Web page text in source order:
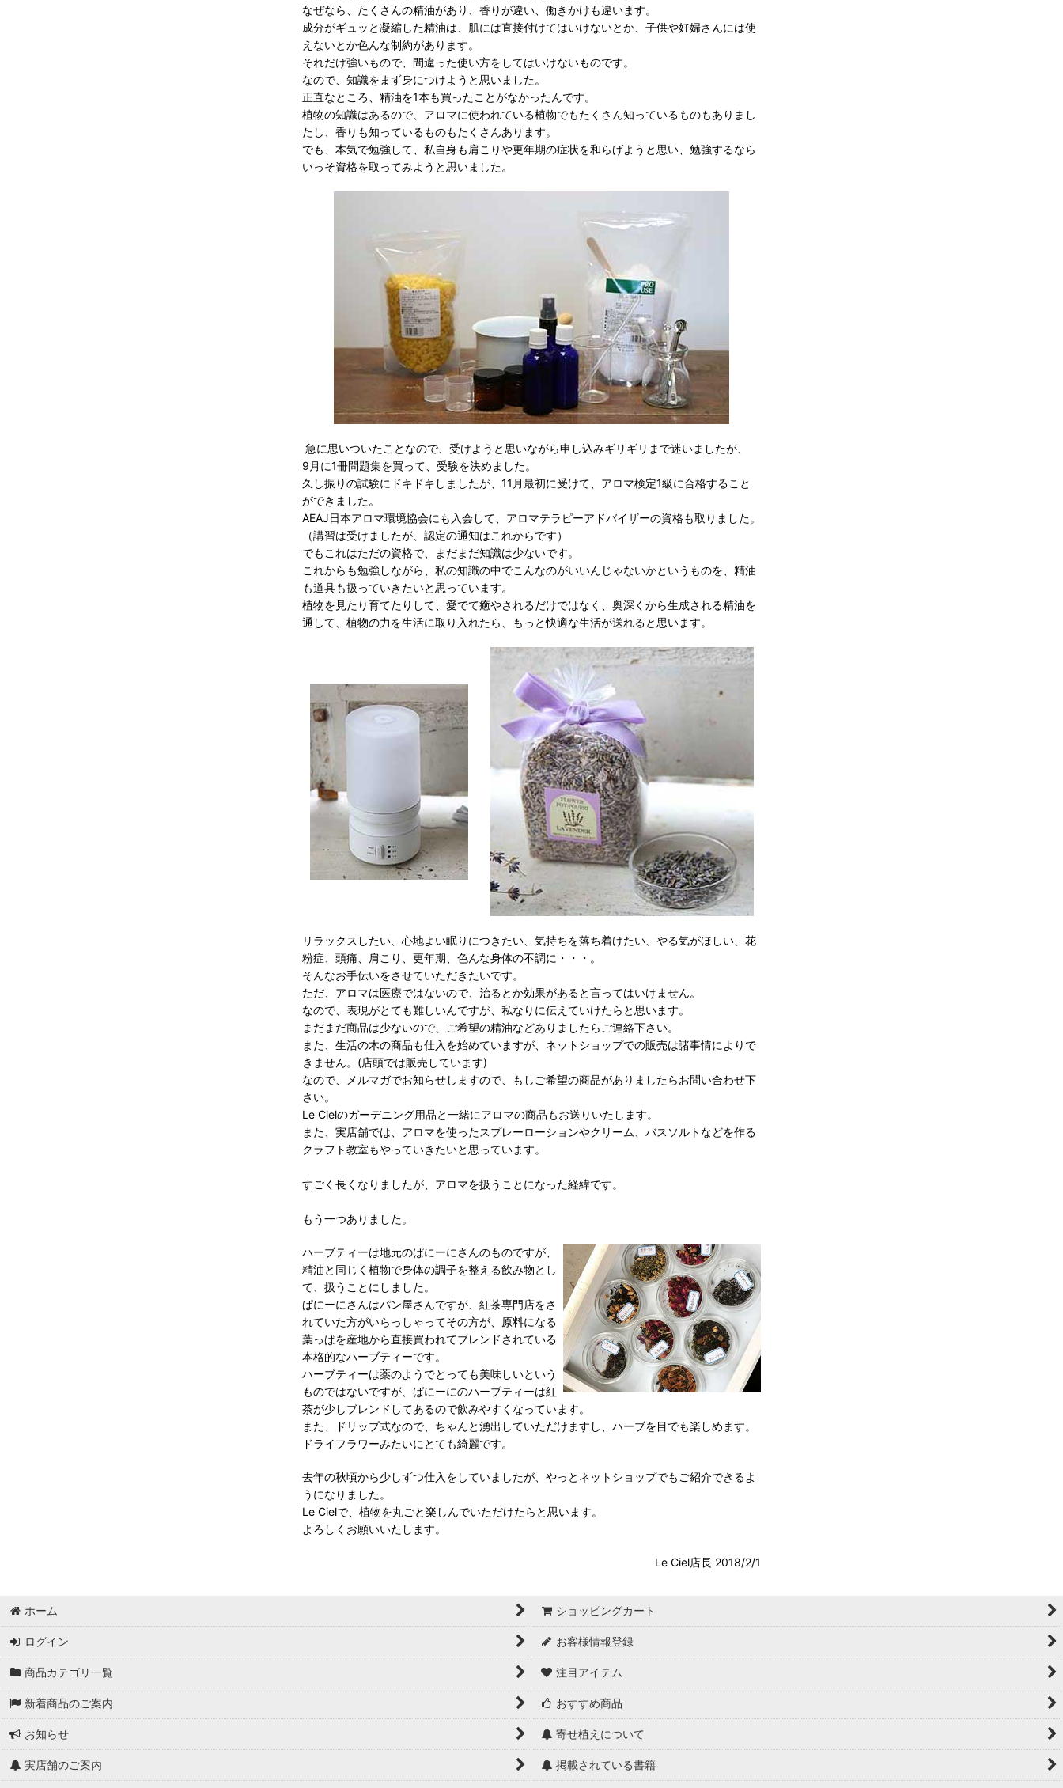
なぜなら、たくさんの精油があり、香りが違い、働きかけも違います。
成分がギュッと凝縮した精油は、肌には直接付けてはいけないとか、子供や妊婦さんには使
えないとか色んな制約があります。
それだけ強いもので、間違った使い方をしてはいけないものです。
なので、知識をまず身につけようと思いました。
正直なところ、精油を1本も買ったことがなかったんです。
植物の知識はあるので、アロマに使われている植物でもたくさん知っているものもありまし
たし、香りも知っているものもたくさんあります。
でも、本気で勉強して、私自身も肩こりや更年期の症状を和らげようと思い、勉強するなら
いっそ資格を取ってみようと思いました。
急に思いついたことなので、受けようと思いながら申し込みギリギリまで迷いましたが、
9月に1冊問題集を買って、受験を決めました。
久し振りの試験にドキドキしましたが、11月最初に受けて、アロマ検定1級に合格すること
ができました。
AEAJ日本アロマ環境協会にも入会して、アロマテラピーアドバイザーの資格も取りました。
（講習は受けましたが、認定の通知はこれからです）
でもこれはただの資格で、まだまだ知識は少ないです。
これからも勉強しながら、私の知識の中でこんなのがいいんじゃないかというものを、精油
も道具も扱っていきたいと思っています。
植物を見たり育てたりして、愛でて癒やされるだけではなく、奥深くから生成される精油を
通して、植物の力を生活に取り入れたら、もっと快適な生活が送れると思います。
リラックスしたい、心地よい眠りにつきたい、気持ちを落ち着けたい、やる気がほしい、花
粉症、頭痛、肩こり、更年期、色んな身体の不調に・・・。
そんなお手伝いをさせていただきたいです。
ただ、アロマは医療ではないので、治るとか効果があると言ってはいけません。
なので、表現がとても難しいんですが、私なりに伝えていけたらと思います。
まだまだ商品は少ないので、ご希望の精油などありましたらご連絡下さい。
また、生活の木の商品も仕入を始めていますが、ネットショップでの販売は諸事情によりで
きません。(店頭では販売しています)
なので、メルマガでお知らせしますので、もしご希望の商品がありましたらお問い合わせ下
さい。
Le Cielのガーデニング用品と一緒にアロマの商品もお送りいたします。
また、実店舗では、アロマを使ったスプレーローションやクリーム、バスソルトなどを作る
クラフト教室もやっていきたいと思っています。
すごく長くなりましたが、アロマを扱うことになった経緯です。
もう一つありました。
ハーブティーは地元のぱにーにさんのものですが、
精油と同じく植物で身体の調子を整える飲み物とし
て、扱うことにしました。
ぱにーにさんはパン屋さんですが、紅茶専門店をさ
れていた方がいらっしゃってその方が、原料になる
葉っぱを産地から直接買われてブレンドされている
本格的なハーブティーです。
ハーブティーは薬のようでとっても美味しいという
ものではないですが、ぱにーにのハーブティーは紅
茶が少しブレンドしてあるので飲みやすくなっています。
また、ドリップ式なので、ちゃんと湧出していただけますし、ハーブを目でも楽しめます。
ドライフラワーみたいにとても綺麗です。
去年の秋頃から少しずつ仕入をしていましたが、やっとネットショップでもご紹介できるよ
うになりました。
Le Cielで、植物を丸ごと楽しんでいただけたらと思います。
よろしくお願いいたします。
Le Ciel店長 2018/2/1
ホーム ショッピングカート
ログイン お客様情報登録
商品カテゴリ一覧 注目アイテム
新着商品のご案内 おすすめ商品
お知らせ 寄せ植えについて
実店舗のご案内 掲載されている書籍